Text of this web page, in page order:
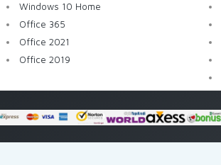
Windows 10 Home
Office 365
Office 2021
Office 2019